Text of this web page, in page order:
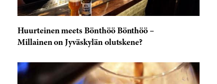
Huurteinen meets Bönthöö Bönthöö –
Millainen on Jyväskylän olutskene?